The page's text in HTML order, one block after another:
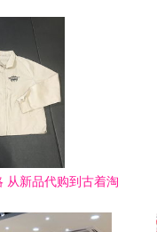
从新品代购到古着淘